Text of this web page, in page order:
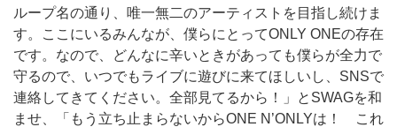
ループ名の通り、唯一無二のアーティストを目指し続けま
す。ここにいるみんなが、僕らにとってONLY ONEの存在
です。なので、どんなに辛いときがあっても僕らが全力で
守るので、いつでもライブに遊びに来てほしいし、SNSで
連絡してきてください。全部見てるから！」とSWAGを和
ませ、「もう立ち止まらないからONE N’ONLYは！ これ